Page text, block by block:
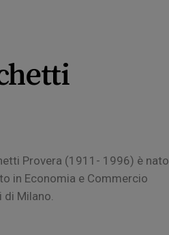
Provera (1911- 1996) è nato
in Economia e Commercio
di Milano.